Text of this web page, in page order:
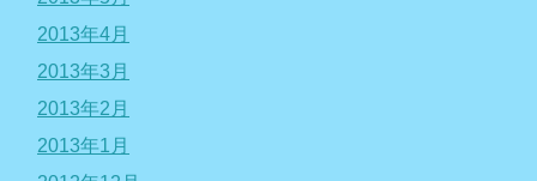
2013年4月
2013年3月
2013年2月
2013年1月